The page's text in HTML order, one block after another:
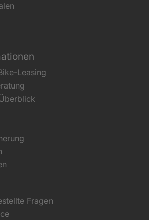
Leasing
Fragen